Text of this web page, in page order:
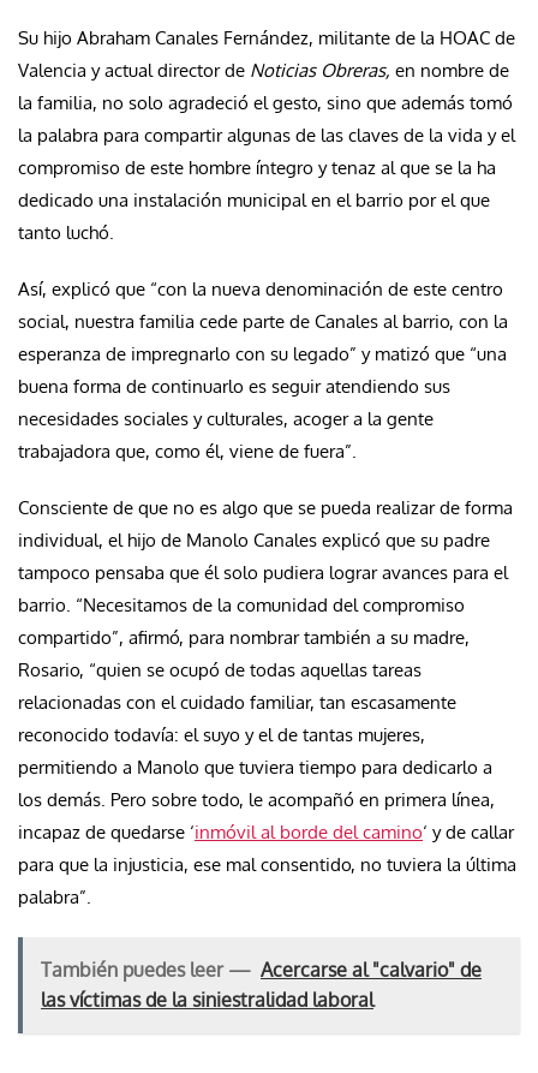
Su hijo Abraham Canales Fernández, militante de la HOAC de
Valencia y actual director de Noticias Obreras, en nombre de
la familia, no solo agradeció el gesto, sino que además tomó
la palabra para compartir algunas de las claves de la vida y el
compromiso de este hombre íntegro y tenaz al que se la ha
dedicado una instalación municipal en el barrio por el que
tanto luchó.
Así, explicó que “con la nueva denominación de este centro
social, nuestra familia cede parte de Canales al barrio, con la
esperanza de impregnarlo con su legado” y matizó que “una
buena forma de continuarlo es seguir atendiendo sus
necesidades sociales y culturales, acoger a la gente
trabajadora que, como él, viene de fuera”.
Consciente de que no es algo que se pueda realizar de forma
individual, el hijo de Manolo Canales explicó que su padre
tampoco pensaba que él solo pudiera lograr avances para el
barrio. “Necesitamos de la comunidad del compromiso
compartido”, afirmó, para nombrar también a su madre,
Rosario, “quien se ocupó de todas aquellas tareas
relacionadas con el cuidado familiar, tan escasamente
reconocido todavía: el suyo y el de tantas mujeres,
permitiendo a Manolo que tuviera tiempo para dedicarlo a
los demás. Pero sobre todo, le acompañó en primera línea,
incapaz de quedarse ‘inmóvil al borde del camino‘ y de callar
para que la injusticia, ese mal consentido, no tuviera la última
palabra”.
También puedes leer — Acercarse al "calvario" de
las víctimas de la siniestralidad laboral